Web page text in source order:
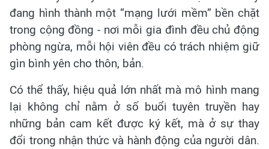
đang hình thành một “mạng lưới mềm” bền chặt
trong cộng đồng - nơi mỗi gia đình đều chủ động
phòng ngừa, mỗi hội viên đều có trách nhiệm giữ
gìn bình yên cho thôn, bản.
Có thể thấy, hiệu quả lớn nhất mà mô hình mang
lại không chỉ nằm ở số buổi tuyên truyền hay
những bản cam kết được ký kết, mà ở sự thay
đổi trong nhận thức và hành động của người dân.